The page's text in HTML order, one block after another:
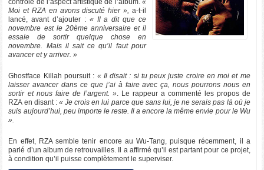
contrôle de l’aspect artistique de l’album.«
Moi et RZA en avons discuté hier », a-t-il
lancé, avant d’ajouter : « Il a dit que ce
novembre est le 20ème anniversaire et il
essaie de sortir quelque chose en
novembre. Mais il sait ce qu’il faut pour
avancer et y arriver. »
Ghostface Killah poursuit : « Il disait : si tu peux juste croire en moi et me
laisser avancer dans ce que j’ai à faire avec ça, nous pourrons nous en
sortir et nous faire de l’argent. ». Le rappeur a commenté les propos de
RZA en disant : « Je crois en lui parce que sans lui, je ne serais pas là où je
suis aujourd’hui, peu importe le reste. Il a encore la même envie pour le Wu
».
En effet, RZA semble tenir encore au Wu-Tang, puisque récemment, il a
parlé d’un album de retrouvailles. Il a affirmé qu’il est partant pour ce projet,
à condition qu’il puisse complètement le superviser.